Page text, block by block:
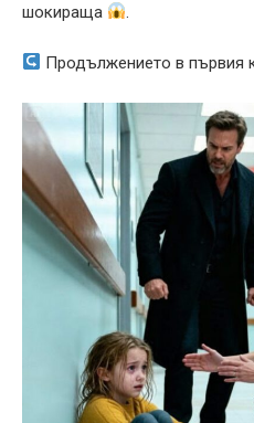
шокираща
.
Продължението в първия